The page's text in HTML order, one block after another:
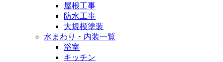
屋根工事
防水工事
大規模塗装
水まわり・内装一覧
浴室
キッチン